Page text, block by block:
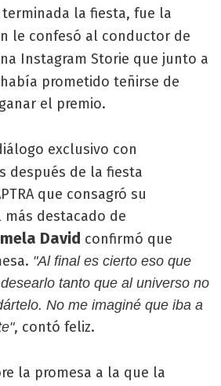
terminada la fiesta, fue la
le confesó al conductor de
Instagram Storie que junto a
había prometido teñirse de
el premio.
exclusivo con
después de la fiesta
que consagró su
destacado de
David confirmó que
"Al final es cierto eso que
tanto que al universo no
No me imaginé que iba a
, contó feliz.
la promesa a la que la